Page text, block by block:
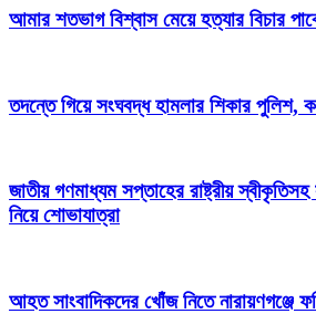
আমার শতভাগ বিশ্বাস মেয়ে হত্যার বিচার
তদন্তে গিয়ে সংঘবদ্ধ হামলার শিকার পুলিশ,
জাতীয় গণমাধ্যম সপ্তাহের রাষ্ট্রীয় স্বীকৃতিসহ
নিয়ে শোভাযাত্রা
আহত সাংবাদিকদের খোঁজ নিতে নারায়ণগঞ্জে